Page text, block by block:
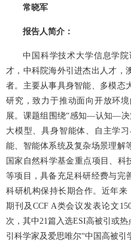
常晓军
报告人简介：
中国科学技术大学信息学
才，中科院海外引进杰出人才，
者。主要从事具身智能、多模态
研究，致力于推动面向开放环
展。课题组围绕“感知—认知—
大模型、具身智能体、自主学
能、智能体系统及复杂场景理解
国家自然科学基金重点项目、科
等项目，具备充足科研经费与完
科研机构保持长期合作。近年来
期刊及CCF A类会议发表论文
次，其中21篇入选ESI高被引或
引科学家及爱思唯尔“中国高被引